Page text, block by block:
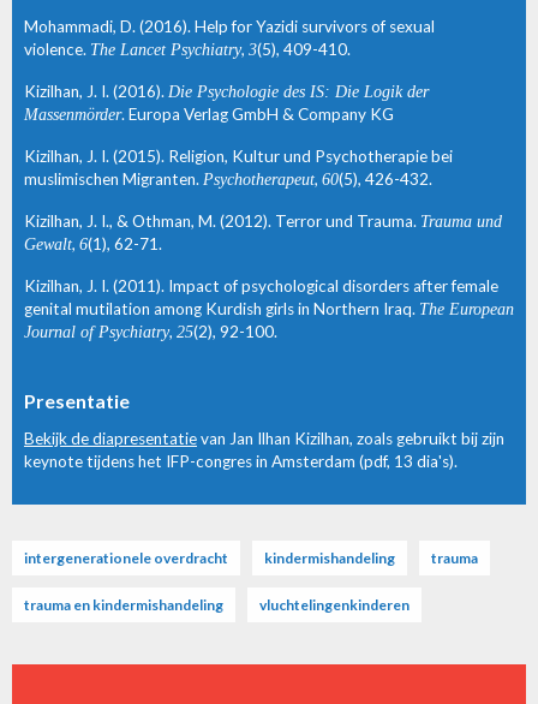
Mohammadi, D. (2016). Help for Yazidi survivors of sexual
violence. The Lancet Psychiatry, 3(5), 409-410.
Kizilhan, J. I. (2016).Die Psychologie des IS: Die Logik der
Massenmörder. Europa Verlag GmbH & Company KG
Kizilhan, J. I. (2015). Religion, Kultur und Psychotherapie bei
muslimischen Migranten.Psychotherapeut, 60(5), 426-432.
Kizilhan, J. I., & Othman, M. (2012). Terror und Trauma. Trauma und
Gewalt, 6(1), 62-71.
Kizilhan, J. I. (2011). Impact of psychological disorders after female
genital mutilation among Kurdish girls in Northern Iraq. The European
Journal of Psychiatry, 25(2), 92-100.
Presentatie
Bekijk de diapresentatievan Jan Ilhan Kizilhan, zoals gebruikt bij zijn
keynote tijdens het IFP-congres in Amsterdam (pdf, 13 dia's).
intergenerationele overdracht kindermishandeling trauma
trauma en kindermishandeling vluchtelingenkinderen